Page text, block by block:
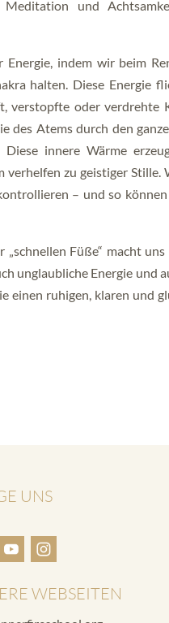
und
indem wir beim
halten. Diese Energie
verstopfte oder verdrehte
des Atems durch den
innere Wärme
zu geistiger Stille.
– und so
„schnellen Füße“ macht
unglaubliche Energie und
einen ruhigen, klaren und
UNS
WEBSEITEN